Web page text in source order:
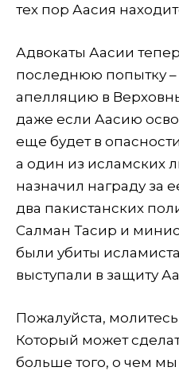
тех пор Аасия
Адвокаты Аасии
последнюю попытку –
апелляцию в
даже если Аасию
еще будет в
а один из исламских
назначил награду за
два пакистанских
Салман Тасир и
были убиты
выступали в защиту
Пожалуйста,
Который может
больше того, о чем